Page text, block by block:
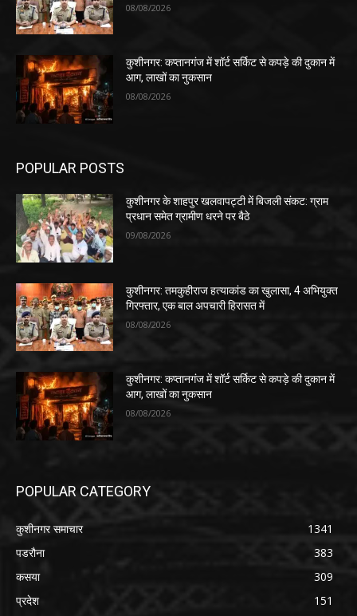
08/08/2026
कुशीनगर: कप्तानगंज में शॉर्ट सर्किट से कपड़े की दुकान में
आग, लाखों का नुकसान
08/08/2026
POPULAR POSTS
कुशीनगर के शाहपुर खलवापट्टी में बिजली संकट: ग्राम
प्रधान समेत ग्रामीण धरने पर बैठे
09/08/2026
कुशीनगर: तमकुहीराज हत्याकांड का खुलासा, 4 अभियुक्त
गिरफ्तार, एक बाल अपचारी हिरासत में
08/08/2026
कुशीनगर: कप्तानगंज में शॉर्ट सर्किट से कपड़े की दुकान में
आग, लाखों का नुकसान
08/08/2026
POPULAR CATEGORY
कुशीनगर समाचार
1341
पडरौना
383
कसया
309
प्रदेश
151